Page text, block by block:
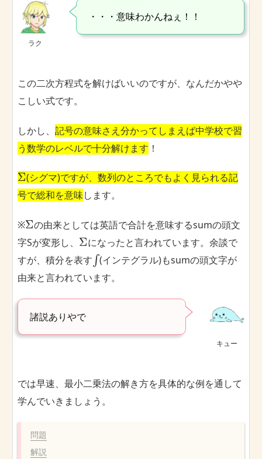
ラク
・・・意味わかんねぇ！！
この二次方程式を解けばいいのですが、なんだかやや
こしい式です。
しかし、 記号の意味さえ分かってしまえば中学校で習
う数学のレベルで十分解けます ！
Σ(シグマ)ですが、数列のところでもよく見られる記
号で総和を意味します。
※Σの由来としては英語で合計を意味するsumの頭文
字Sが変形し、 Σになったと言われています。余談で
すが、積分を表す ∫(インテグラル)もsumの頭文字が
由来と言われています。
キュー
諸説ありやで
では早速、最小二乗法の解き方を具体的な例を通して
学んでいきましょう。
問題
解説